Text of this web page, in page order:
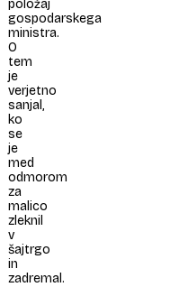
položaj
gospodarskega
ministra.
O
tem
je
verjetno
sanjal,
ko
se
je
med
odmorom
za
malico
zleknil
v
šajtrgo
in
zadremal.